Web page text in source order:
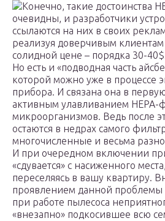
Конечно, такие достоинства
очевидны, и разработчики
ссылаются на них в своих
реализуя доверчивым
солидной цене – порядка 30-
Но есть и «подводная часть
которой можно уже в процессе
прибора. И связана она в
активным улавливанием HEPA-
микроорганизмов. Ведь после
остаются в недрах самого
многочисленные и весьма
И при очередном включении
«сдувается» с насиженного
переселяясь в вашу квартиру.
проявлением данной проблемы
при работе пылесоса
«внезапно» подкосившее всю